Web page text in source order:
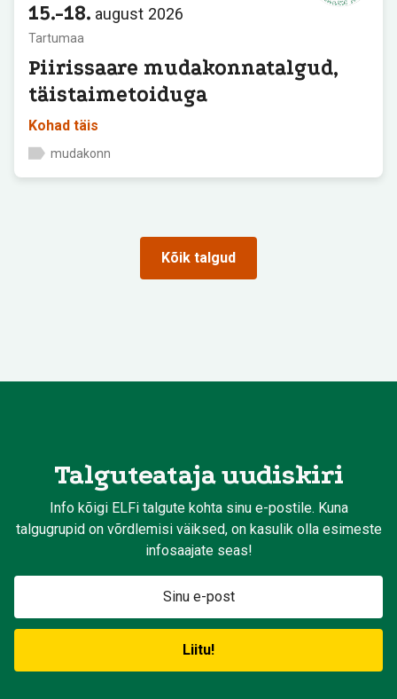
2026
15.-18. august
Tartumaa
Piirissaare mudakonnatalgud,
täistaimetoiduga
Kohad täis
mudakonn
Kõik talgud
Talguteataja uudiskiri
Info kõigi ELFi talgute kohta sinu e-postile. Kuna
talgugrupid on võrdlemisi väiksed, on kasulik olla esimeste
infosaajate seas!